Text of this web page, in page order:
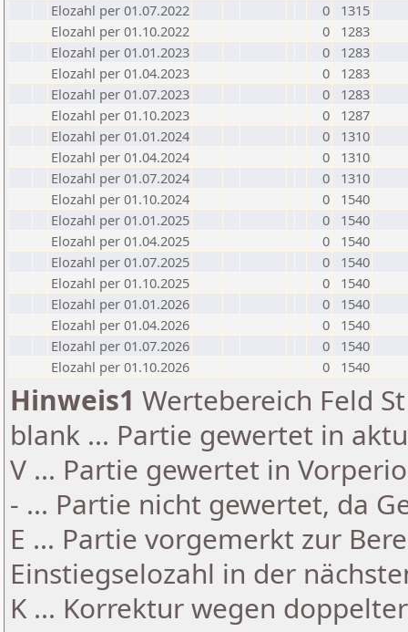
Elozahl per 01.07.2022
0
1315
Elozahl per 01.10.2022
0
1283
Elozahl per 01.01.2023
0
1283
Elozahl per 01.04.2023
0
1283
Elozahl per 01.07.2023
0
1283
Elozahl per 01.10.2023
0
1287
Elozahl per 01.01.2024
0
1310
Elozahl per 01.04.2024
0
1310
Elozahl per 01.07.2024
0
1310
Elozahl per 01.10.2024
0
1540
Elozahl per 01.01.2025
0
1540
Elozahl per 01.04.2025
0
1540
Elozahl per 01.07.2025
0
1540
Elozahl per 01.10.2025
0
1540
Elozahl per 01.01.2026
0
1540
Elozahl per 01.04.2026
0
1540
Elozahl per 01.07.2026
0
1540
Elozahl per 01.10.2026
0 1540
Hinweis1 Wertebereich Feld
blank ... Partie gewertet in
V ... Partie gewertet in
- ... Partie nicht gewertet, da
E ... Partie vorgemerkt zur
Einstiegselozahl in der
K ... Korrektur wegen